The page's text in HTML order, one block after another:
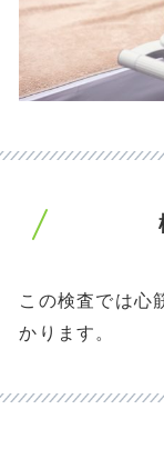
この検査では心
かります。